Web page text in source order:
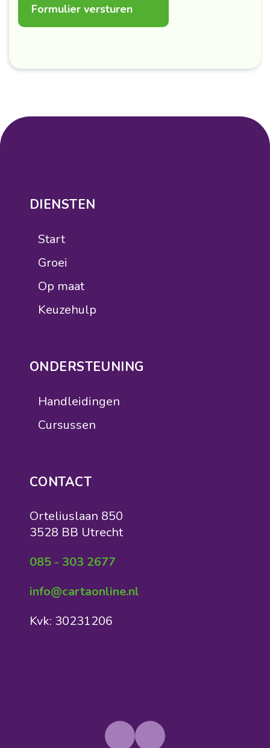
DIENSTEN
Start
Groei
Op maat
Keuzehulp
ONDERSTEUNING
Handleidingen
Cursussen
CONTACT
Orteliuslaan 850
3528 BB Utrecht
085 - 303 2677
info@cartaonline.nl
Kvk: 30231206